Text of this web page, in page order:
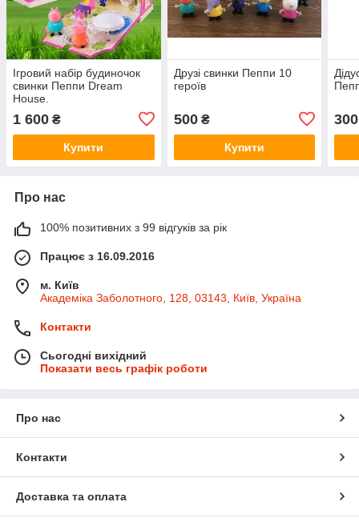
Ігровий набір будиночок
свинки Пеппи Dream
House.
1 600 ₴
Купити
Друзі свинки Пеппи 10
героїв
500₴
Купити
300
Про нас
100% позитивних з 99 відгуків за рік
Працює з 16.09.2016
м. Київ
Академіка Заболотного, 128, 03143, Київ, Україна
Контакти
Сьогодні вихідний
Показати весь графік роботи
Про нас
Контакти
Доставка та оплата